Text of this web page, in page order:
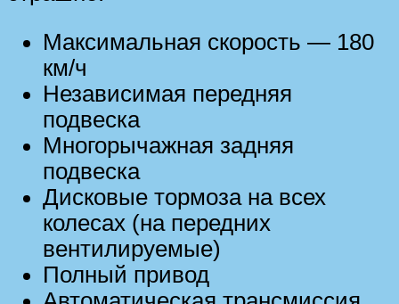
Максимальная скорость — 180
км/ч
Независимая передняя
подвеска
Многорычажная задняя
подвеска
Дисковые тормоза на всех
колесах (на передних
вентилируемые)
Полный привод